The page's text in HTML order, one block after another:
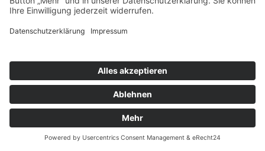
Die von Ihnen im Kontaktformular eingegebenen
Daten verbleiben bei uns, bis Sie uns zur
Datenspeicherung entfällt (z. B. nach
abgeschlossener Bearbeitung Ihrer Anfrage).
Zwingende gesetzliche Bestimmungen –
insbesondere Aufbewahrungsfristen – bleiben
unberührt.